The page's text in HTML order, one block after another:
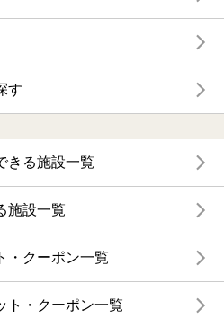
す
きる施設一覧
施設一覧
・クーポン一覧
ト・クーポン一覧